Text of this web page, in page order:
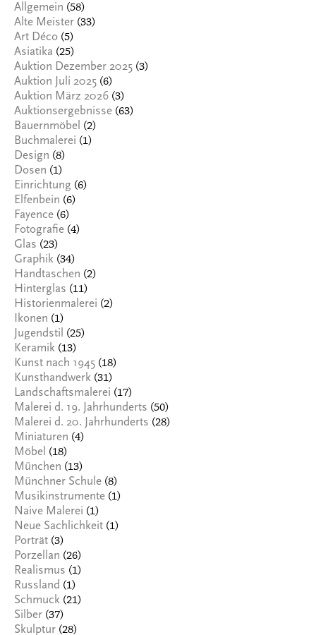
Allgemein (58)
Alte Meister (33)
Art Déco (5)
Asiatika (25)
Auktion Dezember 2025 (3)
Auktion Juli 2025 (6)
Auktion März 2026 (3)
Auktionsergebnisse (63)
Bauernmöbel (2)
Buchmalerei (1)
Design (8)
Dosen (1)
Einrichtung (6)
Elfenbein (6)
Fayence (6)
Fotografie (4)
Glas (23)
Graphik (34)
Handtaschen (2)
Hinterglas (11)
Historienmalerei (2)
Ikonen (1)
Jugendstil (25)
Keramik (13)
Kunst nach 1945 (18)
Kunsthandwerk (31)
Landschaftsmalerei (17)
Malerei d. 19. Jahrhunderts (50)
Malerei d. 20. Jahrhunderts (28)
Miniaturen (4)
Möbel (18)
München (13)
Münchner Schule (8)
Musikinstrumente (1)
Naive Malerei (1)
Neue Sachlichkeit (1)
Porträt (3)
Porzellan (26)
Realismus (1)
Russland (1)
Schmuck (21)
Silber (37)
Skulptur (28)